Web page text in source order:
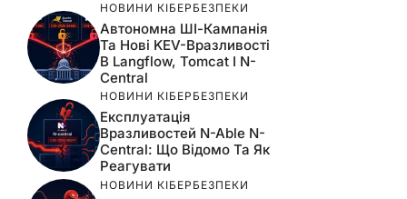
НОВИНИ КІБЕРБЕЗПЕКИ
Автономна ШІ-Кампанія
Та Нові KEV-Вразливості
В Langflow, Tomcat І N-
Central
НОВИНИ КІБЕРБЕЗПЕКИ
Експлуатація
Вразливостей N-Able N-
Central: Що Відомо Та Як
Реагувати
НОВИНИ КІБЕРБЕЗПЕКИ